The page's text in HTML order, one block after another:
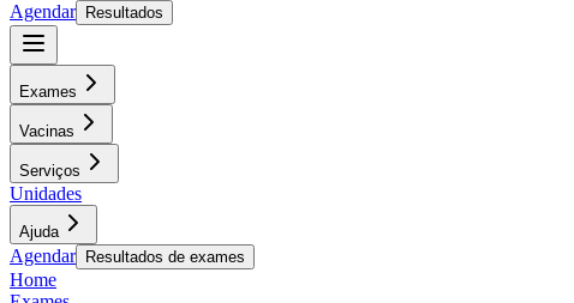
Agendar
Resultados
Exames
Vacinas
Serviços
Unidades
Ajuda
Agendar Resultados de exames
Home